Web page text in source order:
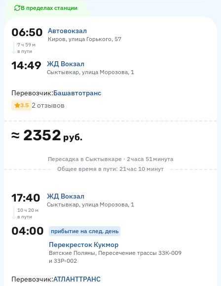
В пределах станции
06:50 Автовокзал
Киров, улица Горького, 57
7 ч 59 м
в пути
14:49 ЖД Вокзал
Сыктывкар, улица Морозова, 1
≈ 2352 руб.
Перевозчик:Башавтотранс
3.5 2 отзывов
Пересадка в Сыктывкаре · 2 часа 51 минута
Общее время в пути: 21 час 10 минут
17:40 ЖД Вокзал
Сыктывкар, улица Морозова, 1
10 ч 20 м
в пути
04:00 прибытие на след. день
Перекресток Кукмор
Вятские Поляны, Пересечение трассы 33К-009
и 33Р-002
Перевозчик:АТЛАНТТРАНС